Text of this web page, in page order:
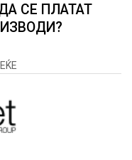
СЕ ПЛАТАТ